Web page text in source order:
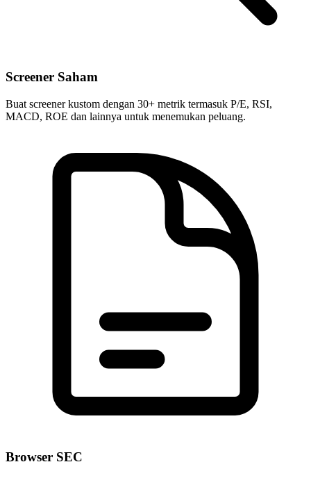
Screener Saham
Buat screener kustom dengan 30+ metrik termasuk P/E, RSI,
MACD, ROE dan lainnya untuk menemukan peluang.
Browser SEC